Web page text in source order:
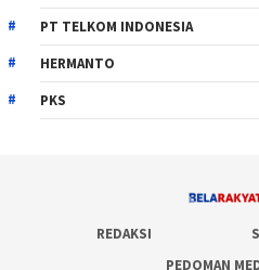
PT TELKOM INDONESIA
HERMANTO
PKS
REDAKSI
PEDOMAN